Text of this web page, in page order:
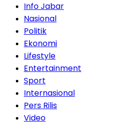
Info Jabar
Nasional
Politik
Ekonomi
Lifestyle
Entertainment
Sport
Internasional
Pers Rilis
Video